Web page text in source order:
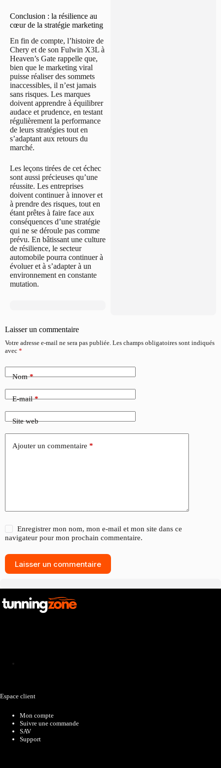
Conclusion : la résilience au
cœur de la stratégie marketing
En fin de compte, l’histoire de
Chery et de son Fulwin X3L à
Heaven’s Gate rappelle que,
bien que le marketing viral
puisse réaliser des sommets
inaccessibles, il n’est jamais
sans risques. Les marques
doivent apprendre à équilibrer
audace et prudence, en testant
régulièrement la performance
de leurs stratégies tout en
s’adaptant aux retours du
marché.
Les leçons tirées de cet échec
sont aussi précieuses qu’une
réussite. Les entreprises
doivent continuer à innover et
à prendre des risques, tout en
étant prêtes à faire face aux
conséquences d’une stratégie
qui ne se déroule pas comme
prévu. En bâtissant une culture
de résilience, le secteur
automobile pourra continuer à
évoluer et à s’adapter à un
environnement en constante
mutation.
Laisser un commentaire
Votre adresse e-mail ne sera pas publiée. Les champs obligatoires sont indiqués
avec *
Nom*
E-mail*
Site web
Ajouter un commentaire *
Enregistrer mon nom, mon e-mail et mon site dans ce
navigateur pour mon prochain commentaire.
Laisser un commentaire
Espace client
Mon compte
Suivre une commande
SAV
Support